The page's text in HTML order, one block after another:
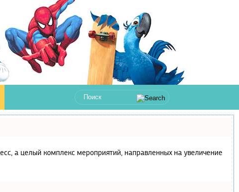
а целый комплекс мероприятий, направленных на увеличение